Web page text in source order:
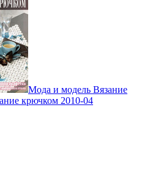
Мода и модель Вязание
крючком 2010-04